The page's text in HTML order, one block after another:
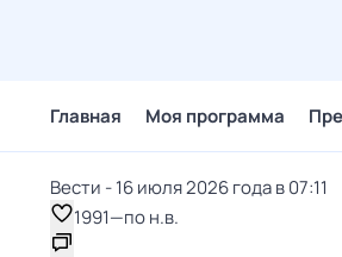
Главная Моя программа
Вести - 16 июля 2026 года в 07:11
1991—по н.в.